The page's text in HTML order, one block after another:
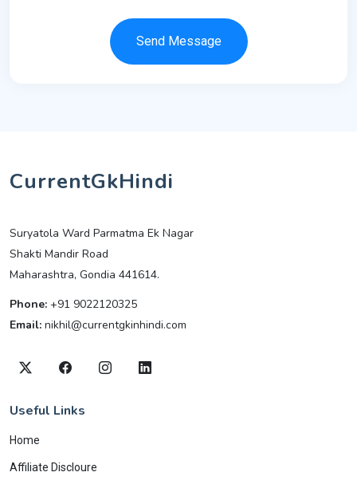
Send Message
CurrentGkHindi
Suryatola Ward Parmatma Ek Nagar
Shakti Mandir Road
Maharashtra, Gondia 441614.
Phone: +91 9022120325
Email: nikhil@currentgkinhindi.com
Useful Links
Home
Affiliate Discloure